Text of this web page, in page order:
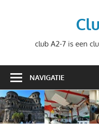
club A2-7 is een
NAVIGATIE